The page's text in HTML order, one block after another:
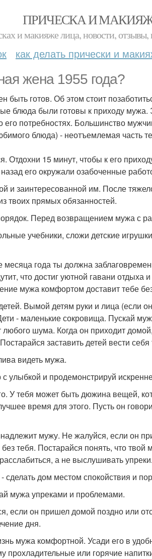
ПРИЧЕСКА И
и макияже лица, новости,
как делать прически и
жена 1955 года?
быть готов. Об этом стоит
блюда были готовы к приходу мужа.
его потребностях. Большинство
блюда) - неотъемлемая часть
Отдохни 15 минут, чтобы к его
его окружали озабоченные
и заинтересованной им. После
твоих прямых обязанностей.
Перед возвращением мужа с
учебники, сложи детские
года ты должна
что достиг уютной гавани отдыха
мужа комфортом доставит тебе
Вымой детям руки и лица (если
- маленькие сокровища. Пускай
любого шума. Когда он приходит
заставить детей вести себя
видеть мужа.
с улыбкой и продемонстрируй
У тебя может быть дюжина вещей,
время для этого. Пусть он
мужу. Не жалуйся, если он
без тебя. Постарайся понять, что
а не выслушивать упреки.
сделать дом местом спокойствия и
мужа упреками и проблемами.
если он пришел домой поздно или
дня.
мужа комфортной. Усади его в
прохладительные или горячие